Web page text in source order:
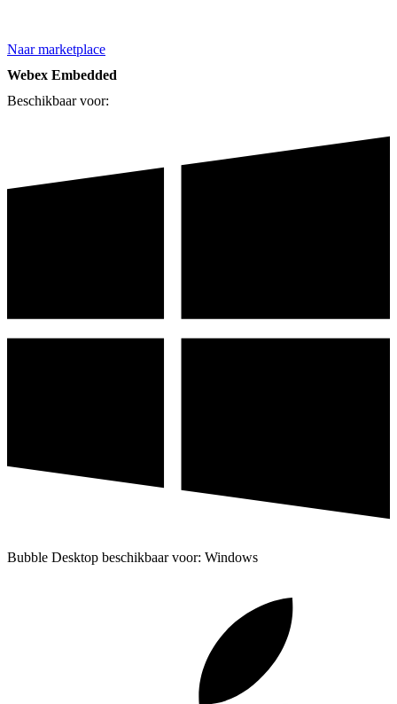
Naar marketplace
Webex Embedded
Beschikbaar voor:
Bubble Desktop beschikbaar voor: Windows